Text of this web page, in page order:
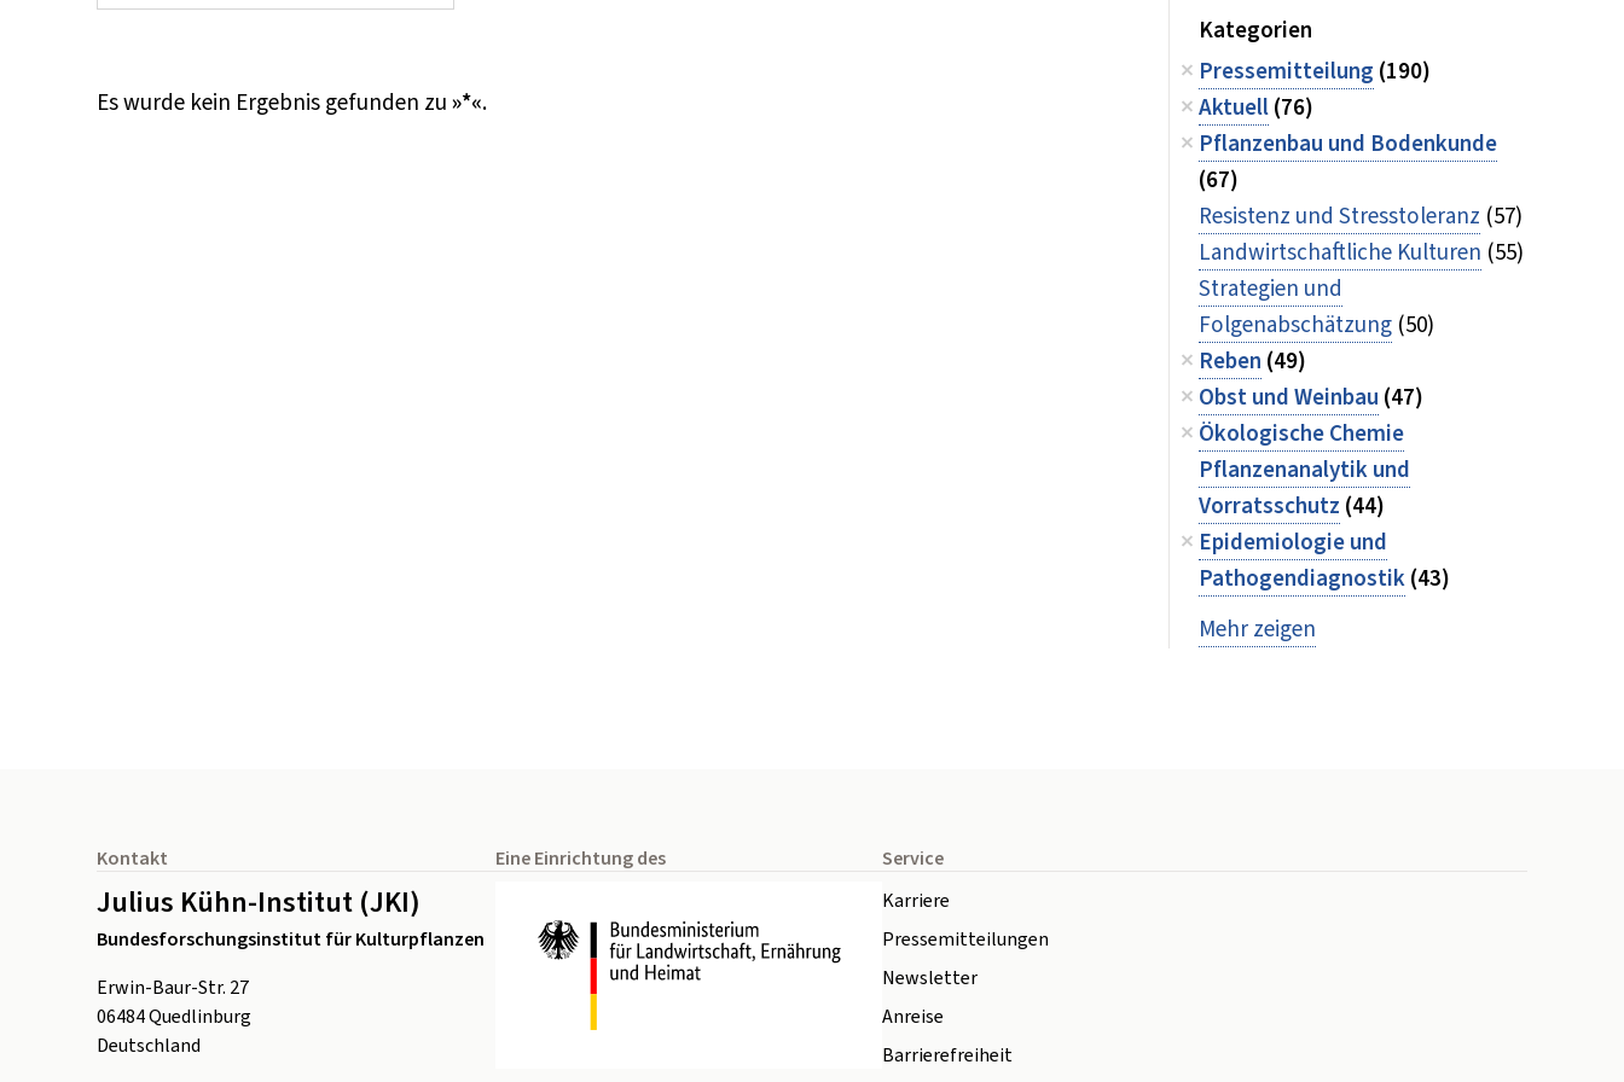
Es wurde kein Ergebnis gefunden zu»*«.
Kategorien
Pressemitteilung (190)
Aktuell(76)
Pflanzenbau und Bodenkunde
(67)
Resistenz und Stresstoleranz (57)
Landwirtschaftliche Kulturen (55)
Strategien und
Folgenabschätzung (50)
Reben (49)
Obst und Weinbau (47)
Ökologische Chemie
Pflanzenanalytik und
Vorratsschutz (44)
Epidemiologie und
Pathogendiagnostik(43)
Mehr zeigen
Kontakt
Julius Kühn-Institut (JKI)
Bundesforschungsinstitut für Kulturpflanzen
Erwin-Baur-Str. 27
06484Quedlinburg
Deutschland
Eine Einrichtung des
Service
Karriere
Pressemitteilungen
Newsletter
Anreise
Barrierefreiheit